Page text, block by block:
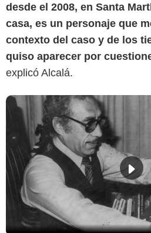
desde el 2008, en Santa
casa, es un personaje que
contexto del caso y de los
quiso aparecer por
explicó Alcalá.